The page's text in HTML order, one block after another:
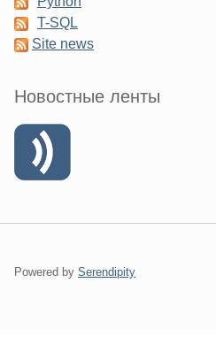
T-SQL
Site news
Новостные ленты
Powered by Serendipity